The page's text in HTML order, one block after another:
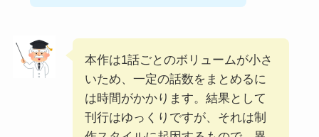
本作は1話ごとのボリュームが小さ
いため、一定の話数をまとめるに
は時間がかかります。結果として
刊行はゆっくりですが、それは制